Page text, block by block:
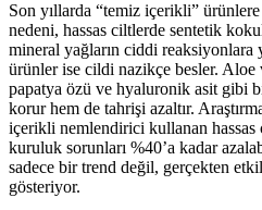
Son yıllarda “temiz içerikli”
nedeni, hassas ciltlerde sentetik
mineral yağların ciddi
ürünler ise cildi nazikçe besler. Aloe
papatya özü ve hyaluronik asit gibi
korur hem de tahrişi azaltır.
içerikli nemlendirici kullanan hassas
kuruluk sorunları %40’a kadar
sadece bir trend değil, gerçekten
gösteriyor.